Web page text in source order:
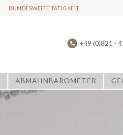
BUNDESWEITE TÄTIGKEIT
+49 (0)821 -
ABMAHNBAROMETER